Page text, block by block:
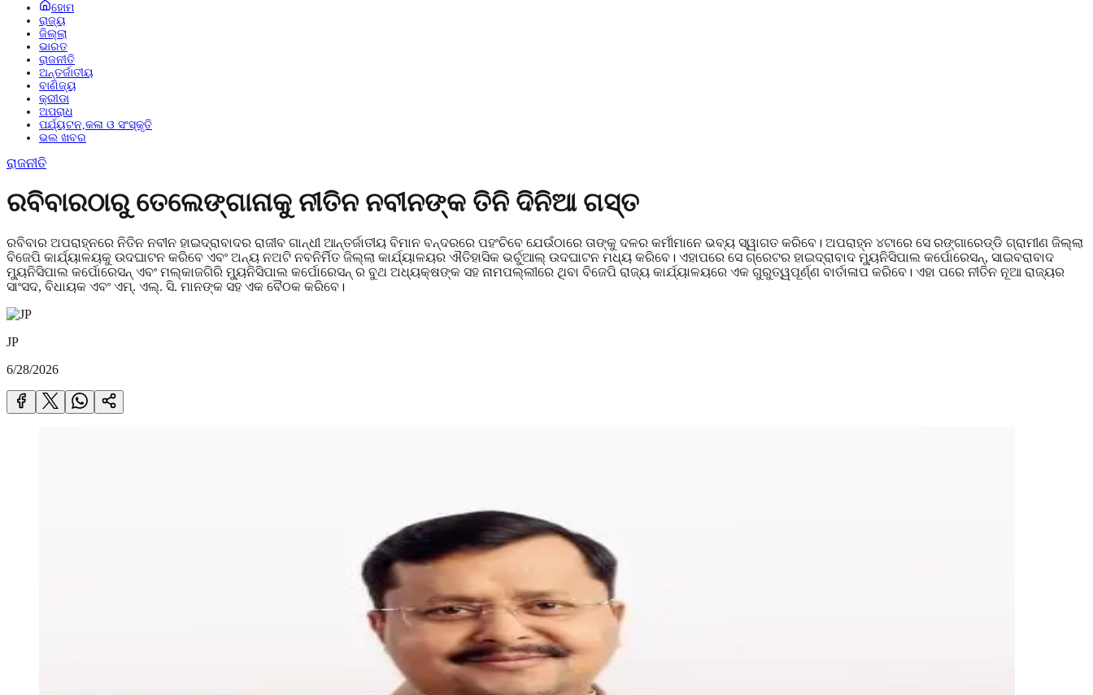
ହୋମ
ରାଜ୍ୟ
ଜିଲ୍ଲା
ଭାରତ
ରାଜନୀତି
ଅନ୍ତର୍ଜାତୀୟ
ବାଣିଜ୍ୟ
କ୍ରୀଡା
ଅପରାଧ
ପର୍ଯ୍ୟଟନ,କଳା ଓ ସଂସ୍କୃତି
ଭଲ ଖବର
ରାଜନୀତି
ରବିବାରଠାରୁ ତେଲେଙ୍ଗାନାକୁ ନୀତିନ ନବୀନଙ୍କ ତିନି ଦିନିଆ ଗସ୍ତ
ରବିବାର ଅପରାହ୍ନରେ ନିତିନ ନବୀନ ହାଇଦ୍ରାବାଦର ରାଜୀବ ଗାନ୍ଧୀ ଆନ୍ତର୍ଜାତୀୟ ବିମାନ ବନ୍ଦରରେ ପହଂଚିବେ ଯେଉଁଠାରେ ତାଙ୍କୁ ଦଳର କର୍ମୀମାନେ ଭବ୍ୟ ସ୍ୱାଗତ କରିବେ। ଅପରାହ୍ନ ୪ଟାରେ ସେ ରଙ୍ଗାରେଡ୍ଡି ଗ୍ରାମୀଣ ଜିଲ୍ଲା
ବିଜେପି କାର୍ଯ୍ୟାଳୟକୁ ଉଦଘାଟନ କରିବେ ଏବଂ ଅନ୍ୟ ନଅଟି ନବନିର୍ମିତ ଜିଲ୍ଲା କାର୍ଯ୍ୟାଳୟର ଐତିହାସିକ ଭର୍ଚୁଆଲ୍ ଉଦଘାଟନ ମଧ୍ୟ କରିବେ। ଏହାପରେ ସେ ଗ୍ରେଟର ହାଇଦ୍ରାବାଦ ମ୍ୟୁନିସିପାଲ କର୍ପୋରେସନ୍, ସାଇବରାବାଦ
ମ୍ୟୁନିସିପାଲ କର୍ପୋରେସନ୍ ଏବଂ ମଲ୍କାଜଗିରି ମ୍ୟୁନିସିପାଲ କର୍ପୋରେସନ୍ ର ବୁଥ ଅଧ୍ୟକ୍ଷଙ୍କ ସହ ନାମପଲ୍ଲୀରେ ଥିବା ବିଜେପି ରାଜ୍ୟ କାର୍ଯ୍ୟାଳୟରେ ଏକ ଗୁରୁତ୍ୱପୂର୍ଣ୍ଣ ବାର୍ତାଳାପ କରିବେ। ଏହା ପରେ ନୀତିନ ନୂଆ ରାଜ୍ୟର
ସାଂସଦ, ବିଧାୟକ ଏବଂ ଏମ୍. ଏଲ୍. ସି. ମାନଙ୍କ ସହ ଏକ ବୈଠକ କରିବେ।
JP
6/28/2026